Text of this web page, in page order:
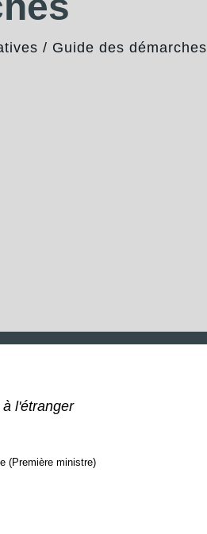
/ Guide des démarches
à l'étranger
(Première ministre)